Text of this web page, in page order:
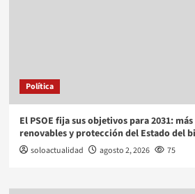
Política
El PSOE fija sus objetivos para 2031:
renovables y protección del Estado del
soloactualidad agosto 2, 2026 75